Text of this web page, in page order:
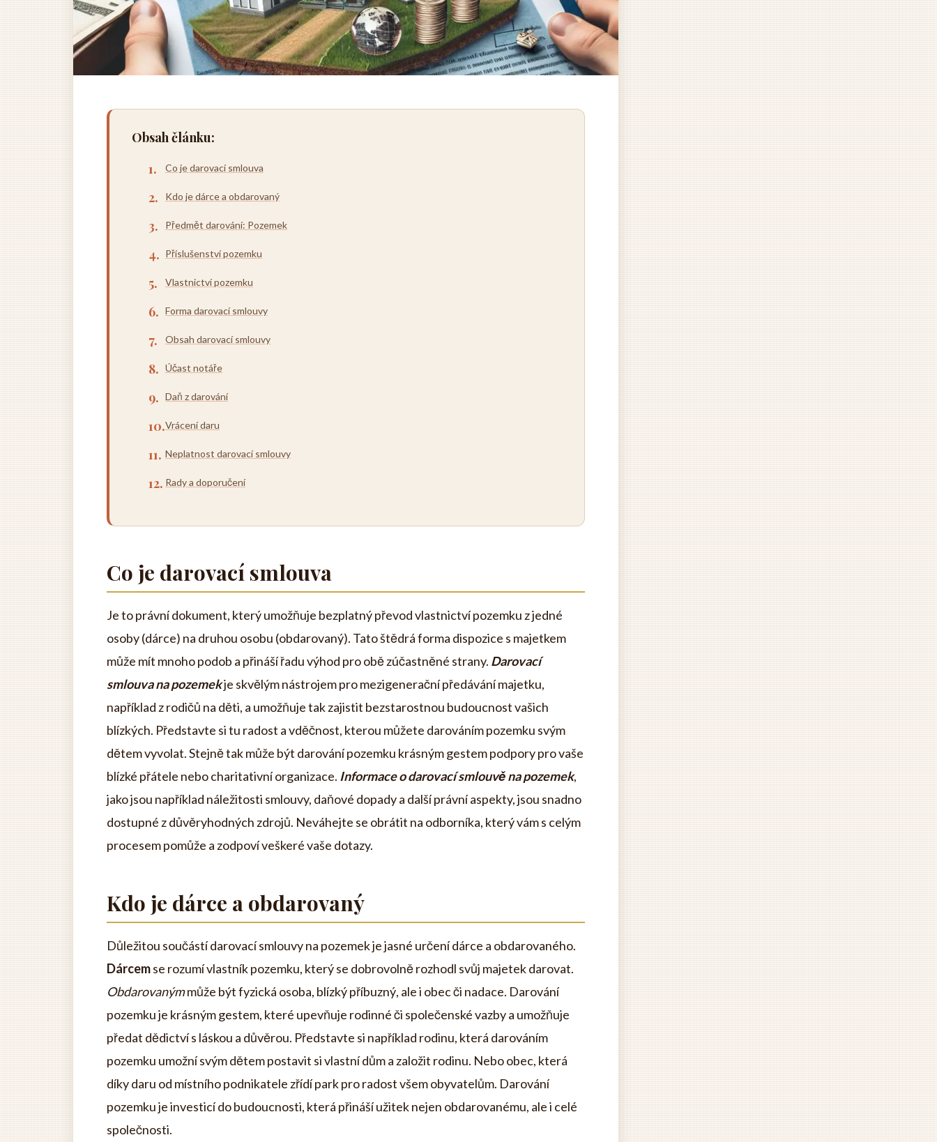
Obsah článku:
Co je darovací smlouva
Kdo je dárce a obdarovaný
Předmět darování: Pozemek
Příslušenství pozemku
Vlastnictví pozemku
Forma darovací smlouvy
Obsah darovací smlouvy
Účast notáře
Daň z darování
Vrácení daru
Neplatnost darovací smlouvy
Rady a doporučení
Co je darovací smlouva
Je to právní dokument, který umožňuje bezplatný převod vlastnictví pozemku z jedné
osoby (dárce) na druhou osobu (obdarovaný). Tato štědrá forma dispozice s majetkem
může mít mnoho podob a přináší řadu výhod pro obě zúčastněné strany. Darovací
smlouva na pozemekje skvělým nástrojem pro mezigenerační předávání majetku,
například z rodičů na děti, a umožňuje tak zajistit bezstarostnou budoucnost vašich
blízkých. Představte si tu radost a vděčnost, kterou můžete darováním pozemku svým
dětem vyvolat. Stejně tak může být darování pozemku krásným gestem podpory pro vaše
blízké přátele nebo charitativní organizace. Informace o darovací smlouvě na pozemek,
jako jsou například náležitosti smlouvy, daňové dopady a další právní aspekty, jsou snadno
dostupné z důvěryhodných zdrojů. Neváhejte se obrátit na odborníka, který vám s celým
procesem pomůže a zodpoví veškeré vaše dotazy.
Kdo je dárce a obdarovaný
Důležitou součástí darovací smlouvy na pozemek je jasné určení dárce a obdarovaného.
Dárcemse rozumí vlastník pozemku, který se dobrovolně rozhodl svůj majetek darovat.
Obdarovanýmmůže být fyzická osoba, blízký příbuzný, ale i obec či nadace. Darování
pozemku je krásným gestem, které upevňuje rodinné či společenské vazby a umožňuje
předat dědictví s láskou a důvěrou. Představte si například rodinu, která darováním
pozemku umožní svým dětem postavit si vlastní dům a založit rodinu. Nebo obec, která
díky daru od místního podnikatele zřídí park pro radost všem obyvatelům. Darování
pozemku je investicí do budoucnosti, která přináší užitek nejen obdarovanému, ale i celé
společnosti.